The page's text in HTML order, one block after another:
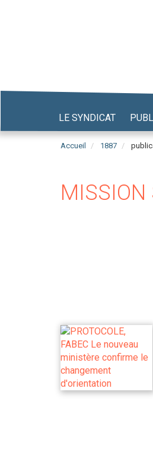
LE SYNDICAT
Accueil 1887
MISSION